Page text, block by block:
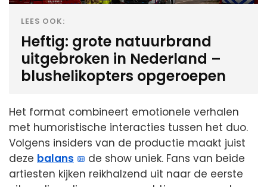
LEES OOK:
Heftig: grote natuurbrand
uitgebroken in Nederland –
blushelikopters opgeroepen
Het format combineert emotionele verhalen
met humoristische interacties tussen het duo.
Volgens insiders van de productie maakt juist
deze balans
de show uniek. Fans van beide
artiesten kijken reikhalzend uit naar de eerste